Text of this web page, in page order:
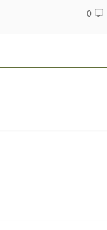
0